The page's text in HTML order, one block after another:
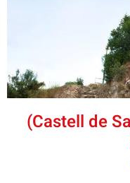
טירת סנט ג'ון (Castell de Sant Joan)